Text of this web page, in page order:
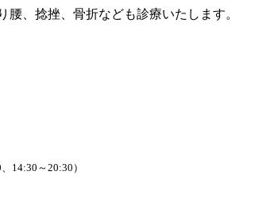
、捻挫、骨折なども診療いたします。
14:30～20:30）